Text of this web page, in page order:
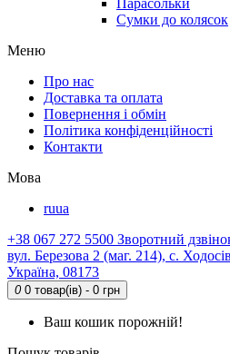
Парасольки
Сумки до колясок
Меню
Про нас
Доставка та оплата
Повернення і обмін
Політика конфіденційності
Контакти
Мова
ruua
+38 067 272 5500 Зворотний
вул. Березова 2 (маг. 214), с.
Україна, 08173
0 0 товар(ів) - 0 грн
Ваш кошик порожній!